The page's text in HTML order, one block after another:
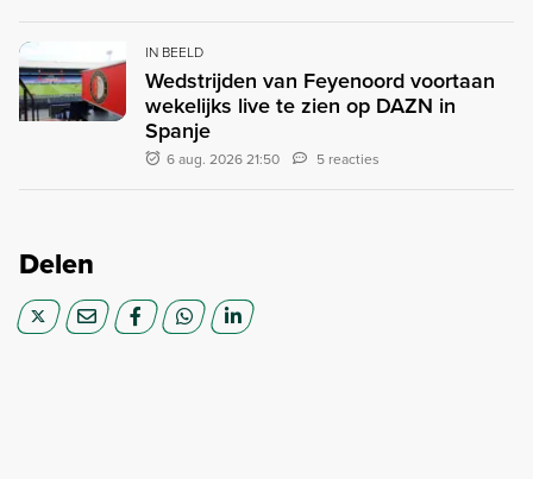
IN BEELD
Wedstrijden van Feyenoord voortaan
wekelijks live te zien op DAZN in
Spanje
6 aug. 2026 21:50 5 reacties
Delen